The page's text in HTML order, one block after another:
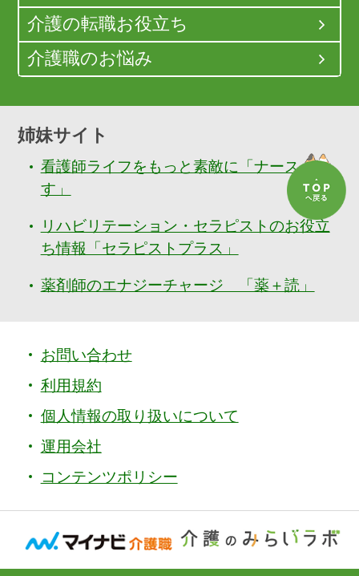
介護の転職お役立ち
介護職のお悩み
姉妹サイト
看護師ライフをもっと素敵に「ナースぷら
す」
リハビリテーション・セラピストのお役立
ち情報「セラピストプラス」
薬剤師のエナジーチャージ 「薬＋読」
お問い合わせ
利用規約
個人情報の取り扱いについて
運用会社
コンテンツポリシー